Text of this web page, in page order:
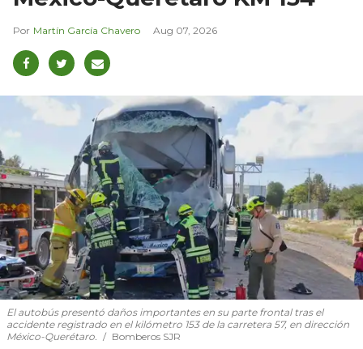
Martín García Chavero Aug 07, 2026
El autobús presentó daños importantes en su parte frontal tras el
accidente registrado en el kilómetro 153 de la carretera 57, en dirección
México-Querétaro.
Bomberos SJR